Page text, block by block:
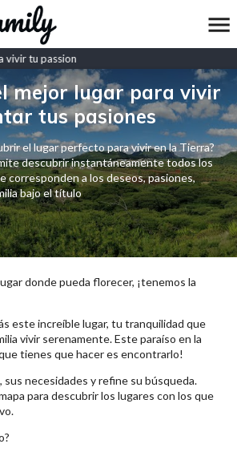
tu passion
mejor lugar para vivir
tus pasiones
el lugar perfecto para vivir en la Tierra?
descubrir instantáneamente todos los
corresponden a los deseos, pasiones,
bajo el título
donde pueda florecer, ¡tenemos la
este increíble lugar, tu tranquilidad que
vivir serenamente. Este paraíso en la
tienes que hacer es encontrarlo!
sus necesidades y refine su búsqueda.
para descubrir los lugares con los que